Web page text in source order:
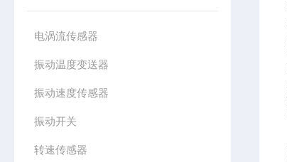
电涡流传感器
振动温度变送器
振动速度传感器
振动开关
转速传感器